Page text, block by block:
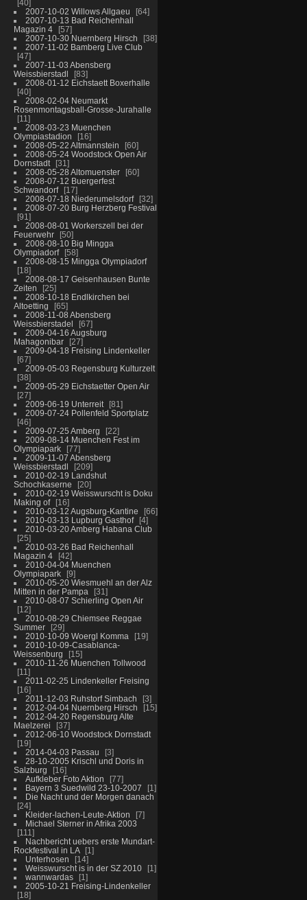
40
2007-10-02 Willows Allgaeu
64
2007-10-13 Bad Reichenhall
Magazin 4
57
2007-10-30 Nuernberg Hirsch
38
2007-11-02 Bamberg Live Club
47
2007-11-03 Abensberg
Weissbierstadl
83
2008-01-12 Eichstaett Boxerhalle
40
2008-02-04 Neumarkt
Rosenmontagsball-Grosse-Jurahalle
11
2008-03-23 Muenchen
Olympiastadion
16
2008-05-22 Altmannstein
60
2008-05-24 Woodstock Open Air
Dornstadt
31
2008-05-28 Altomuenster
60
2008-07-12 Buergerfest
Schwandorf
17
2008-07-18 Niederumelsdorf
32
2008-07-20 Burg Herzberg Festival
91
2008-08-01 Workerszell bei der
Feuerwehr
50
2008-08-10 Big Mingga
Olympiadorf
58
2008-08-15 Mingga Olympiadorf
18
2008-08-17 Geisenhausen Bunte
Zeiten
25
2008-10-18 Endlkirchen bei
Altoetting
65
2008-11-08 Abensberg
Weissbierstadel
67
2009-04-16 Augsburg
Mahagonibar
27
2009-04-18 Freising Lindenkeller
67
2009-05-03 Regensburg Kulturzelt
38
2009-05-29 Eichstaetter Open Air
27
2009-06-19 Unterreit
81
2009-07-24 Pollenfeld Sportplatz
46
2009-07-25 Amberg
22
2009-08-14 Muenchen Fest im
Olympiapark
77
2009-11-07 Abensberg
Weissbierstadl
209
2010-02-19 Landshut
Schochkaserne
20
2010-02-19 Weisswurscht is Doku
Making of
16
2010-03-12 Augsburg-Kantine
66
2010-03-13 Lupburg Gasthof
4
2010-03-20 Amberg Habana Club
25
2010-03-26 Bad Reichenhall
Magazin 4
42
2010-04-04 Muenchen
Olympiapark
9
2010-05-20 Wiesmuehl an der Alz
Mitten in der Pampa
31
2010-08-07 Schierling Open Air
12
2010-08-29 Chiemsee Reggae
Summer
29
2010-10-09 Woergl Komma
19
2010-10-09-Casablanca-
Weissenburg
15
2010-11-26 Muenchen Tollwood
11
2011-02-25 Lindenkeller Freising
16
2011-12-03 Ruhstorf Simbach
3
2012-04-04 Nuernberg Hirsch
15
2012-04-20 Regensburg Alte
Maelzerei
37
2012-06-10 Woodstock Dornstadt
19
2014-04-03 Passau
3
28-10-2005 Krischl und Doris in
Salzburg
16
Aufkleber Foto Aktion
77
Bayern 3 Suedwild 23-10-2007
1
Die Nacht und der Morgen danach
24
Kleider-lachen-Leute-Aktion
7
Michael Sterner in Afrika 2003
111
Nachbericht uebers erste Mundart-
Rockfestival in LA
1
Unterhosen
14
Weisswurscht is in der SZ 2010
1
wannwardas
1
2005-10-21 Freising-Lindenkeller
18